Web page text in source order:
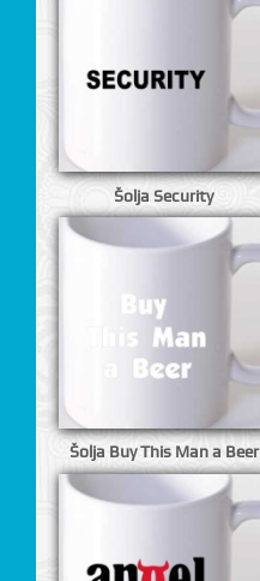
Šolja Security
Šolja Buy This Man a Beer